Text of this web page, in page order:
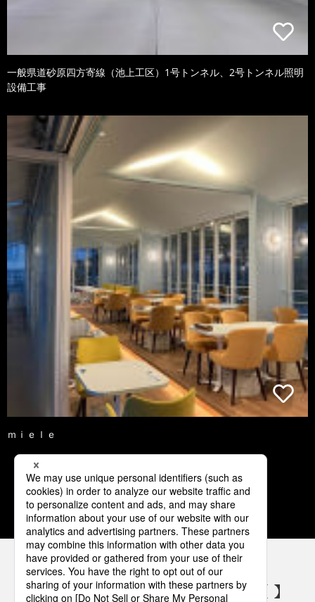
一般県道砂原四方寄線（池上工区）1号トンネル、2号トンネル照明
設備工事
ｍｉｅｌｅ
1 2 3 4 5
パナソニックの電気設備 SNSアカウント